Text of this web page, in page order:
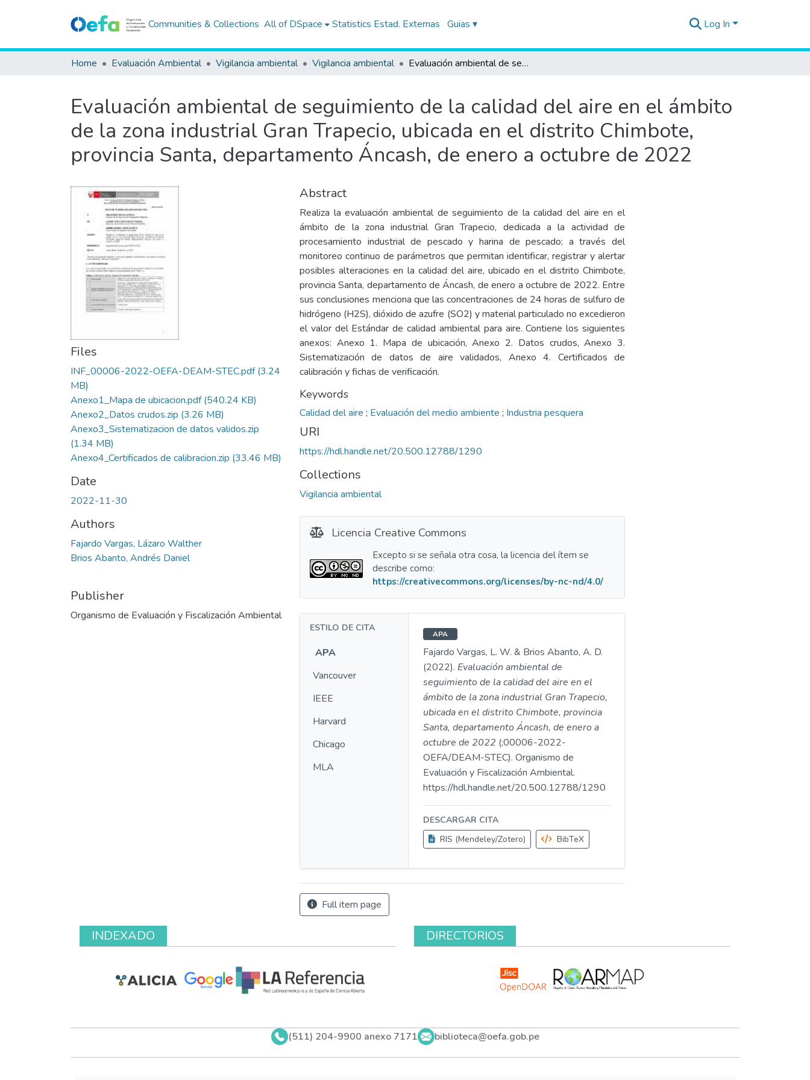
Communities & Collections All of DSpace Statistics Estad. Externas Guias ▾ Log In
Home Evaluación Ambiental Vigilancia ambiental Vigilancia ambiental Evaluación ambiental de seguimiento de la calidad del aire en el ámbito de la zona industrial Gran Trapecio, ubicada en el distrito Chimbote, provincia Santa, departamento Áncash, de enero a octubre de 2022
Evaluación ambiental de seguimiento de la calidad del aire en el ámbito
de la zona industrial Gran Trapecio, ubicada en el distrito Chimbote,
provincia Santa, departamento Áncash, de enero a octubre de 2022
Files
INF_00006-2022-OEFA-DEAM-STEC.pdf(3.24
MB)
Anexo1_Mapa de ubicacion.pdf(540.24 KB)
Anexo2_Datos crudos.zip (3.26 MB)
Anexo3_Sistematizacion de datos validos.zip
(1.34 MB)
Anexo4_Certificados de calibracion.zip (33.46 MB)
Date
2022-11-30
Authors
Fajardo Vargas, Lázaro Walther
Brios Abanto, Andrés Daniel
Publisher
Organismo de Evaluación y Fiscalización Ambiental
Abstract
Realiza la evaluación ambiental de seguimiento de la calidad del aire en el
ámbito de la zona industrial Gran Trapecio, dedicada a la actividad de
procesamiento industrial de pescado y harina de pescado; a través del
monitoreo continuo de parámetros que permitan identificar, registrar y alertar
posibles alteraciones en la calidad del aire, ubicado en el distrito Chimbote,
provincia Santa, departamento de Áncash, de enero a octubre de 2022. Entre
sus conclusiones menciona que las concentraciones de 24 horas de sulfuro de
hidrógeno (H2S), dióxido de azufre (SO2) y material particulado no excedieron
el valor del Estándar de calidad ambiental para aire. Contiene los siguientes
anexos: Anexo 1. Mapa de ubicación, Anexo 2. Datos crudos, Anexo 3.
Sistematización de datos de aire validados, Anexo 4. Certificados de
calibración y fichas de verificación.
Keywords
Calidad del aire ; Evaluación del medio ambiente ; Industria pesquera
URI
https://hdl.handle.net/20.500.12788/1290
Collections
Vigilancia ambiental
Licencia Creative Commons
Excepto si se señala otra cosa, la licencia del ítem se
describe como:
https://creativecommons.org/licenses/by-nc-nd/4.0/
ESTILO DE CITA
APA
Vancouver
IEEE
Harvard
Chicago
MLA
APA
Fajardo Vargas, L. W. & Brios Abanto, A. D.
(2022). Evaluación ambiental de
seguimiento de la calidad del aire en el
ámbito de la zona industrial Gran Trapecio,
ubicada en el distrito Chimbote, provincia
Santa, departamento Áncash, de enero a
octubre de 2022 (;00006-2022-
OEFA/DEAM-STEC). Organismo de
Evaluación y Fiscalización Ambiental.
https://hdl.handle.net/20.500.12788/1290
DESCARGAR CITA
RIS (Mendeley/Zotero)
BibTeX
Full item page
INDEXADO DIRECTORIOS
(511) 204-9900 anexo 7171 biblioteca@oefa.gob.pe